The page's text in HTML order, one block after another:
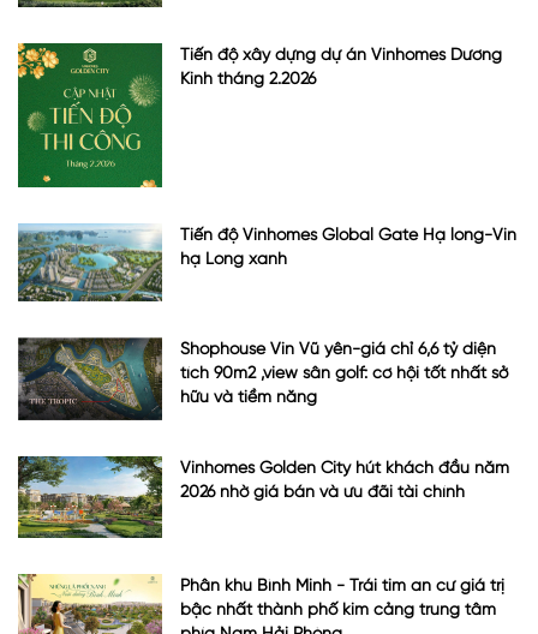
Tiến độ xây dựng dự án Vinhomes Dương
Kinh tháng 2.2026
Tiến độ Vinhomes Global Gate Hạ long-Vin
hạ Long xanh
Shophouse Vin Vũ yên-giá chỉ 6,6 tỷ diện
tích 90m2 ,view sân golf: cơ hội tốt nhất sở
hữu và tiềm năng
Vinhomes Golden City hút khách đầu năm
2026 nhờ giá bán và ưu đãi tài chính
Phân khu Bình Minh - Trái tim an cư giá trị
bậc nhất thành phố kim cảng trung tâm